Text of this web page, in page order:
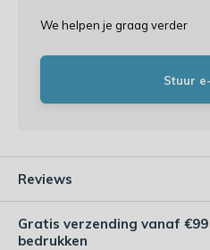
We helpen je graag verder
Stuur
Reviews
Gratis verzending vanaf
bedrukken